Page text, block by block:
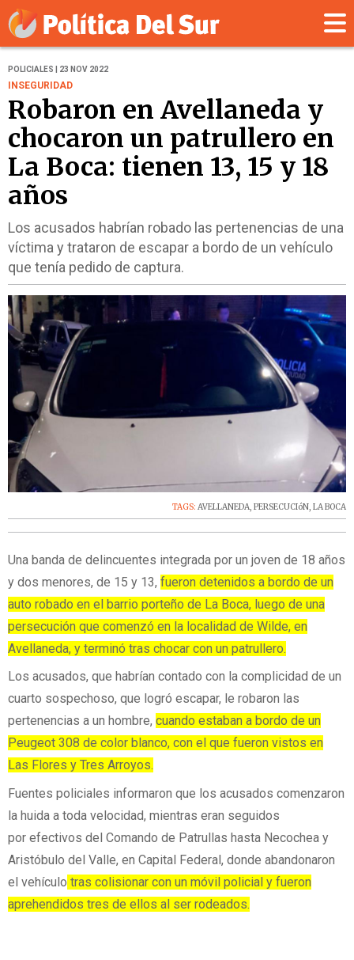
POLICIALES | 23 NOV 2022
INSEGURIDAD
Robaron en Avellaneda y
chocaron un patrullero en
La Boca: tienen 13, 15 y 18
años
Los acusados habrían robado las pertenencias de una
víctima y trataron de escapar a bordo de un vehículo
que tenía pedido de captura.
TAGS: AVELLANEDA, PERSECUCIóN, LA BOCA
Una banda de delincuentes integrada por un joven de 18 años
y dos menores, de 15 y 13, fueron detenidos a bordo de un
auto robado en el barrio porteño de La Boca, luego de una
persecución que comenzó en la localidad de Wilde, en
Avellaneda, y terminó tras chocar con un patrullero.
Los acusados, que habrían contado con la complicidad de un
cuarto sospechoso, que logró escapar, le robaron las
pertenencias a un hombre, cuando estaban a bordo de un
Peugeot 308 de color blanco, con el que fueron vistos en
Las Flores y Tres Arroyos.
Fuentes policiales informaron que los acusados comenzaron
la huida a toda velocidad, mientras eran seguidos
por efectivos del Comando de Patrullas hasta Necochea y
Aristóbulo del Valle, en Capital Federal, donde abandonaron
el vehículo tras colisionar con un móvil policial y fueron
aprehendidos tres de ellos al ser rodeados.